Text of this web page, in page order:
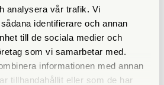
analysera vår trafik. Vi
identifierare och annan
till de sociala medier och
som vi samarbetar med.
informationen med annan
tillhandahållit eller som de har
ÄVEN